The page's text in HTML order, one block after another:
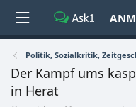
Politik, Sozialkritik,
Der Kampf ums
in Herat